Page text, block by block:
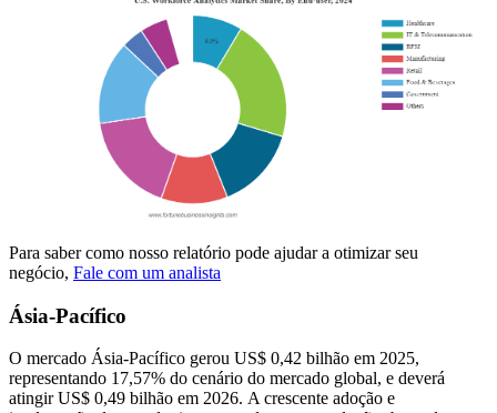
Para saber como nosso relatório pode ajudar a otimizar seu
negócio, Fale com um analista
Ásia-Pacífico
O mercado Ásia-Pacífico gerou US$ 0,42 bilhão em 2025,
representando 17,57% do cenário do mercado global, e deverá
atingir US$ 0,49 bilhão em 2026. A crescente adoção e